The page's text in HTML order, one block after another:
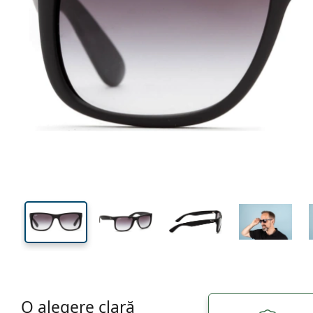
43 mm
Înălțime lentilă
54 mm
Lățimea lentilei
Lățimea
O alegere clară